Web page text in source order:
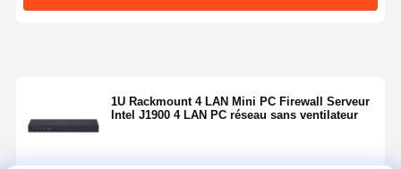
1U Rackmount 4 LAN Mini PC Firewall Serveur
Intel J1900 4 LAN PC réseau sans ventilateur